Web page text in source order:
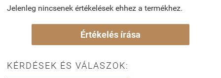
Jelenleg nincsenek értékelések ehhez a termékhez.
Értékelés írása
KÉRDÉSEK ÉS VÁLASZOK: